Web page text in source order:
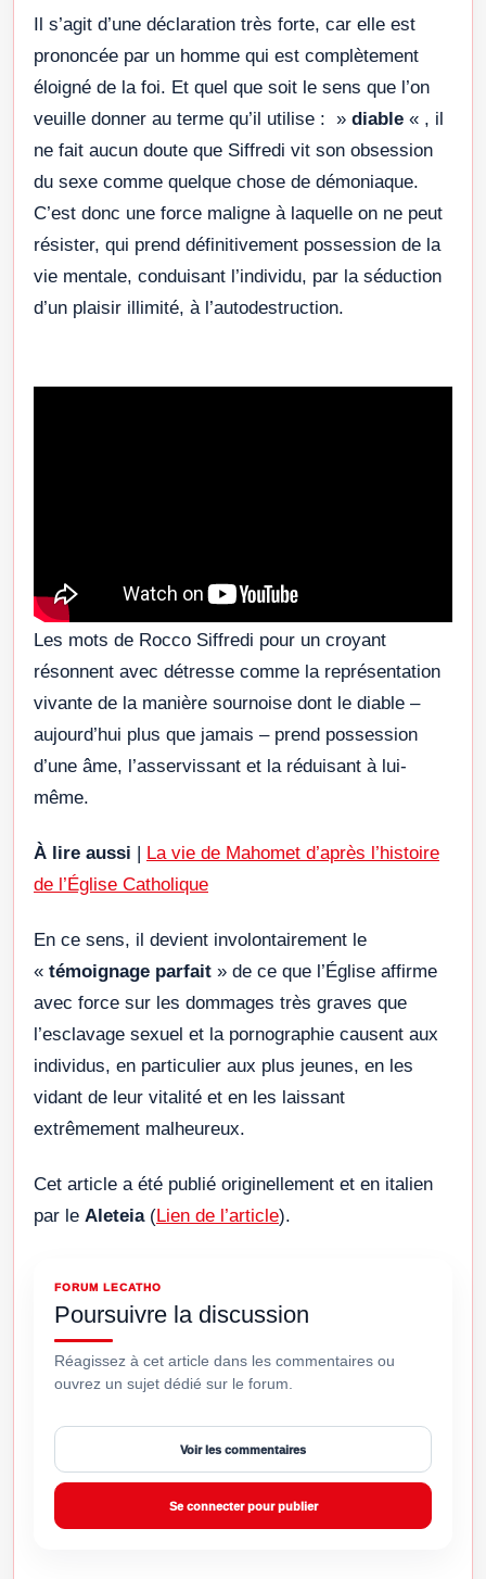
Il s’agit d’une déclaration très forte, car elle est
prononcée par un homme qui est complètement
éloigné de la foi. Et quel que soit le sens que l’on
veuille donner au terme qu’il utilise : » diable « , il
ne fait aucun doute que Siffredi vit son obsession
du sexe comme quelque chose de démoniaque.
C’est donc une force maligne à laquelle on ne peut
résister, qui prend définitivement possession de la
vie mentale, conduisant l’individu, par la séduction
d’un plaisir illimité, à l’autodestruction.
Les mots de Rocco Siffredi pour un croyant
résonnent avec détresse comme la représentation
vivante de la manière sournoise dont le diable –
aujourd’hui plus que jamais – prend possession
d’une âme, l’asservissant et la réduisant à lui-
même.
À lire aussi
La vie de Mahomet d’après l’histoire
de l’Église Catholique
En ce sens, il devient involontairement le
« témoignage parfait » de ce que l’Église affirme
avec force sur les dommages très graves que
l’esclavage sexuel et la pornographie causent aux
individus, en particulier aux plus jeunes, en les
vidant de leur vitalité et en les laissant
extrêmement malheureux.
Cet article a été publié originellement et en italien
par le Aleteia(Lien de l’article).
FORUM LECATHO
Poursuivre la discussion
Réagissez à cet article dans les commentaires ou
ouvrez un sujet dédié sur le forum.
Voir les commentaires
Se connecter pour publier